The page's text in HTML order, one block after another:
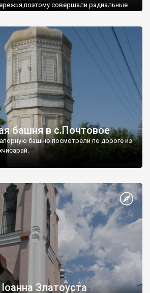
совершали радиальные
башня в с.Почтовое
башню посмотрели по дороге из
Златоуста